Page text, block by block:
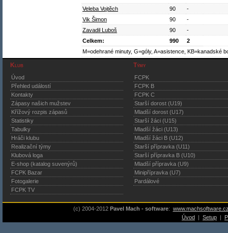
Veleba Vojtěch 90
-
Vik Šimon
90
-
Zavadil Luboš
90
-
Celkem:
990
2
M=odehrané minuty, G=góly, A=asistence, KB=kanadské
Klub
Úvod
Přehled událostí
Kontakty
Zápasy našich mužstev
Křížový rozpis zápasů
Statistiky
Tabulky
Hráči klubu
Realizační týmy
Klubová loga
E-shop (katalog suvenýrů)
FCPK Bazar
Fotogalerie
FCPK TV
Týmy
FCPK
FCPK B
FCPK C
Starší dorost (U19)
Mladší dorost (U17)
Starší žáci (U15)
Mladší žáci (U13)
Mladší žáci B (U12)
Starší přípravka (U11)
Starší přípravka B (U10)
Mladší přípravka (U9)
Minipřípravka (U7)
Pardálové
(c) 2004-2012 Pavel Mach - software:
Úvod | Setup |